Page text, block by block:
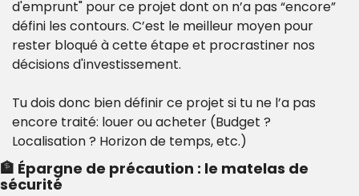
d'emprunt" pour ce projet dont on n’a pas “encore”
défini les contours. C’est le meilleur moyen pour
rester bloqué à cette étape et procrastiner nos
décisions d'investissement.
Tu dois donc bien définir ce projet si tu ne l’a pas
encore traité: louer ou acheter (Budget ?
Localisation ? Horizon de temps, etc.)
🏦 Épargne de précaution : le matelas de
sécurité